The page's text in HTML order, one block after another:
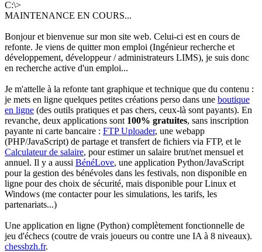
C:\>
MAINTENANCE EN COURS...
Bonjour et bienvenue sur mon site web. Celui-ci est en cours de
refonte. Je viens de quitter mon emploi (Ingénieur recherche et
développement, développeur / administrateurs LIMS), je suis donc
en recherche active d'un emploi...
Je m'attelle à la refonte tant graphique et technique que du contenu :
je mets en ligne quelques petites créations perso dans une boutique
en ligne (des outils pratiques et pas chers, ceux-là sont payants). En
revanche, deux applications sont 100% gratuites, sans inscription
payante ni carte bancaire : FTP Uploader, une webapp
(PHP/JavaScript) de partage et transfert de fichiers via FTP, et le
Calculateur de salaire, pour estimer un salaire brut/net mensuel et
annuel. Il y a aussi BénéLove, une application Python/JavaScript
pour la gestion des bénévoles dans les festivals, non disponible en
ligne pour des choix de sécurité, mais disponible pour Linux et
Windows (me contacter pour les simulations, les tarifs, les
partenariats...)
Une application en ligne (Python) complètement fonctionnelle de
jeu d'échecs (coutre de vrais joueurs ou contre une IA à 8 niveaux).
chessbzh.fr.